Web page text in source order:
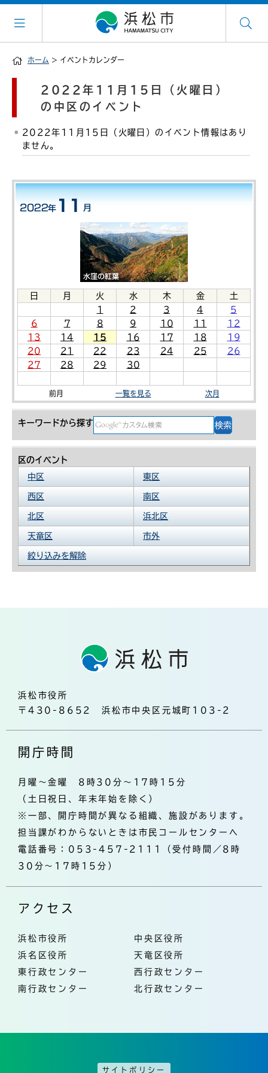
ホーム > イベントカレンダー
日 月 火 水 木 金
土
1
2 3 4
5
6
7 8 9 10 11
12
13
14 15 16 17 18
19
20
21 22 23 24 25
26
27
28 29 30
前月 一覧を見る 次月
キーワードから探す
区のイベント
中区
東区
西区 南区
北区 浜北区
天竜区 市外
絞り込みを解除
2022年11月15日（火曜日）
の中区のイベント
2022年11月15日（火曜日）のイベント情報はあり
ません。
浜松市役所
〒430-8652 浜松市中央区元城町103-2
開庁時間
月曜～金曜 8時30分～17時15分
（土日祝日、年末年始を除く）
※一部、開庁時間が異なる組織、施設があります。
担当課がわからないときは市民コールセンターへ
電話番号：053-457-2111（受付時間／8時
30分～17時15分）
アクセス
浜松市役所
中央区役所
浜名区役所
天竜区役所
東行政センター
西行政センター
南行政センター
北行政センター
サイトポリシー